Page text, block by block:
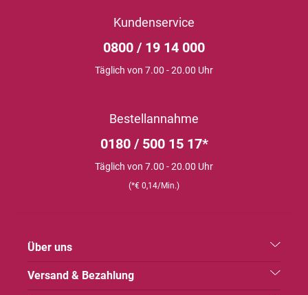
Kundenservice
0800 / 19 14 000
Täglich von 7.00 - 20.00 Uhr
Bestellannahme
0180 / 500 15 17*
Täglich von 7.00 - 20.00 Uhr
(*€ 0,14/Min.)
Über uns
Versand & Bezahlung